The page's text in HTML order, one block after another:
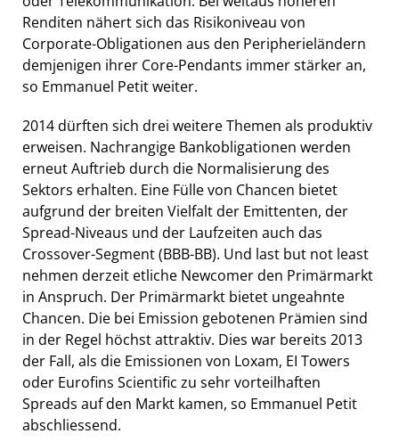
Renditen nähert sich das Risikoniveau von
Corporate-Obligationen aus den Peripherieländern
demjenigen ihrer Core-Pendants immer stärker an,
so Emmanuel Petit weiter.
2014 dürften sich drei weitere Themen als produktiv
erweisen. Nachrangige Bankobligationen werden
erneut Auftrieb durch die Normalisierung des
Sektors erhalten. Eine Fülle von Chancen bietet
aufgrund der breiten Vielfalt der Emittenten, der
Spread-Niveaus und der Laufzeiten auch das
Crossover-Segment (BBB-BB). Und last but not least
nehmen derzeit etliche Newcomer den Primärmarkt
in Anspruch. Der Primärmarkt bietet ungeahnte
Chancen. Die bei Emission gebotenen Prämien sind
in der Regel höchst attraktiv. Dies war bereits 2013
der Fall, als die Emissionen von Loxam, EI Towers
oder Eurofins Scientific zu sehr vorteilhaften
Spreads auf den Markt kamen, so Emmanuel Petit
abschliessend.